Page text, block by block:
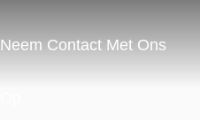
Neem Contact Met Ons